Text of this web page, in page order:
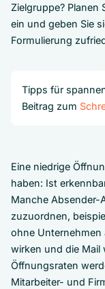
Zielgruppe? Planen
ein und geben Sie
Formulierung
Tipps für
Beitrag zum
Eine niedrige
haben: Ist
Manche Absender-
zuzuordnen,
ohne Unternehmen
wirken und die Mail
Öffnungsraten
Mitarbeiter- und